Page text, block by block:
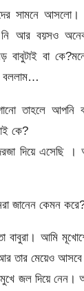
সামনে
নি আর বয়সও
বাবুটাই বা
বললাম…
তাহলে আপনি
কে?
দিয়ে এসেছি
জানেন কেমন
আমি
আর তার মেয়েও
জল দিয়ে নেন।